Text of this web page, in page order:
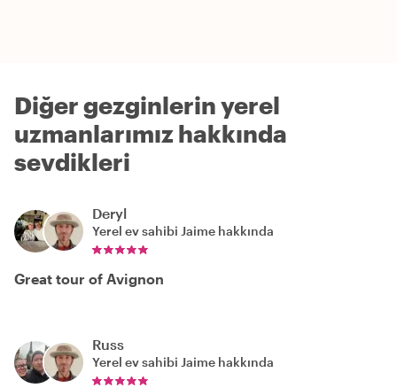
Diğer gezginlerin yerel
uzmanlarımız hakkında
sevdikleri
Deryl
Yerel ev sahibi Jaime hakkında
Great tour of Avignon
Russ
Yerel ev sahibi Jaime hakkında